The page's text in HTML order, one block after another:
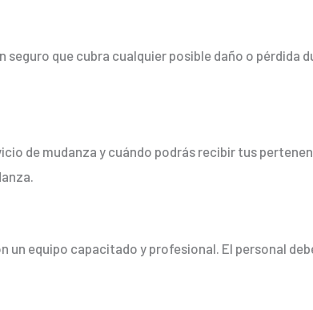
seguro que cubra cualquier posible daño o pérdida
de mudanza y cuándo podrás recibir tus
un equipo capacitado y profesional. El personal